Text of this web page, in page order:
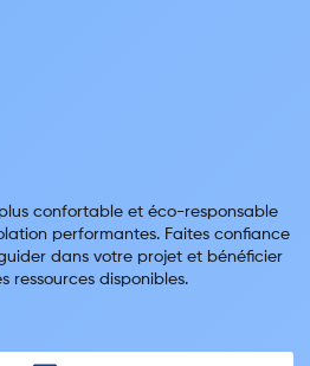
confortable et éco-responsable
performantes. Faites confiance
dans votre projet et bénéficier
ressources disponibles.